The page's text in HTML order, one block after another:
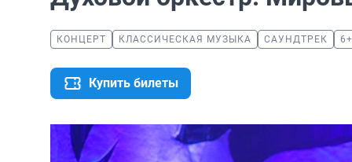
КОНЦЕРТ КЛАССИЧЕСКАЯ МУЗЫКА САУНДТРЕК 6+
Купить билеты